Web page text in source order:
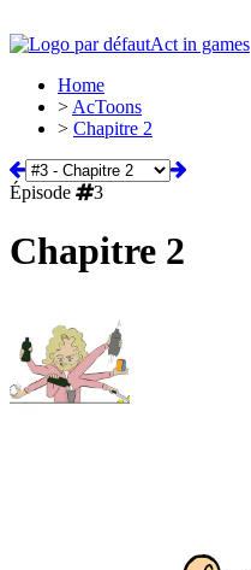
Act in games
Home
> AcToons
> Chapitre 2
Épisode 3
Chapitre 2